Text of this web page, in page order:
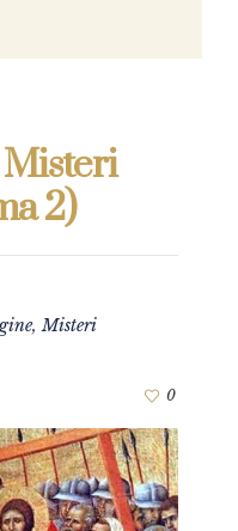
2)
,Misteri
0